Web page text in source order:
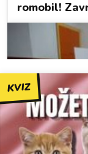
KVIZ